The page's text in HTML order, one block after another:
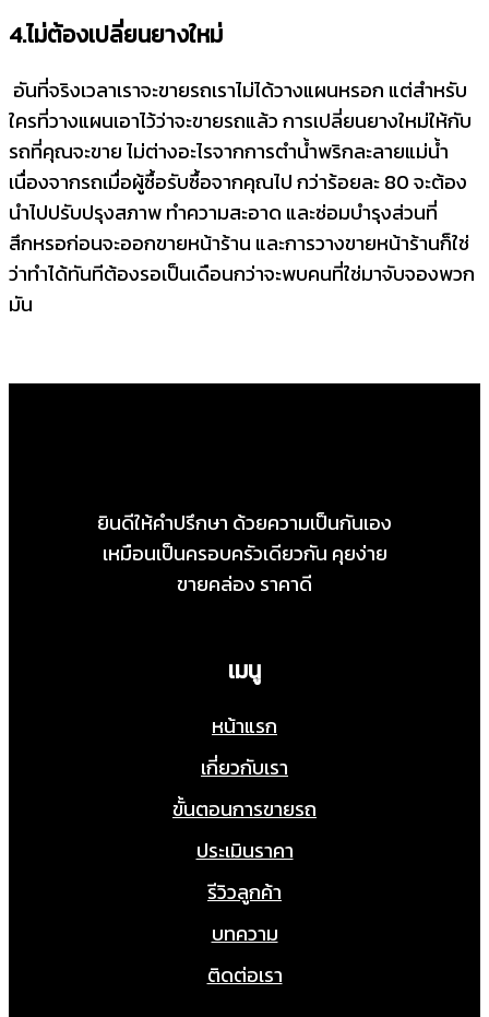
4.ไม่ต้องเปลี่ยนยางใหม่
อันที่จริงเวลาเราจะขายรถเราไม่ได้วางแผนหรอก แต่สำหรับ
ใครที่วางแผนเอาไว้ว่าจะขายรถแล้ว การเปลี่ยนยางใหม่ให้กับ
รถที่คุณจะขาย ไม่ต่างอะไรจากการตำน้ำพริกละลายแม่น้ำ
เนื่องจากรถเมื่อผู้ซื้อรับซื้อจากคุณไป กว่าร้อยละ 80 จะต้อง
นำไปปรับปรุงสภาพ ทำความสะอาด และซ่อมบำรุงส่วนที่
สึกหรอก่อนจะออกขายหน้าร้าน และการวางขายหน้าร้านก็ใช่
ว่าทำได้ทันทีต้องรอเป็นเดือนกว่าจะพบคนที่ใช่มาจับจองพวก
มัน
ยินดีให้คำปรึกษา ด้วยความเป็นกันเอง
เหมือนเป็นครอบครัวเดียวกัน คุยง่าย
ขายคล่อง ราคาดี
เมนู
หน้าแรก
เกี่ยวกับเรา
ขั้นตอนการขายรถ
ประเมินราคา
รีวิวลูกค้า
บทความ
ติดต่อเรา